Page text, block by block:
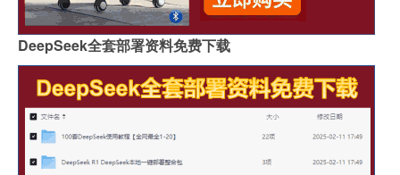
DeepSeek全套部署资料免费下载